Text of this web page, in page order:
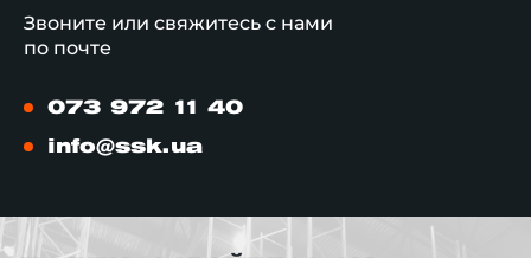
Звоните или свяжитесь с нами
по почте
073 972 11 40
info@ssk.ua